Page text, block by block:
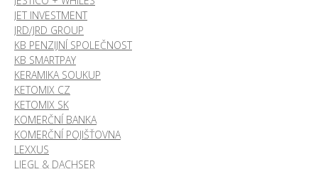
JET INVESTMENT
JRD/JRD GROUP
KB PENZIJNÍ SPOLEČNOST
KB SMARTPAY
KERAMIKA SOUKUP
KETOMIX CZ
KETOMIX SK
KOMERČNÍ BANKA
KOMERČNÍ POJIŠŤOVNA
LEXXUS
LIEGL & DACHSER